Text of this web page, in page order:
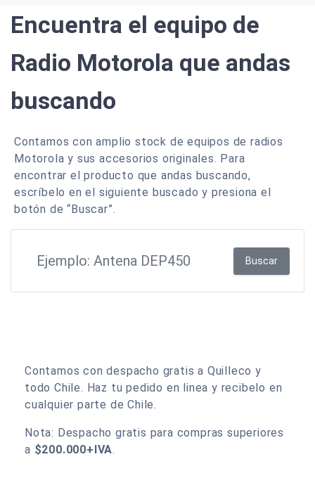
Encuentra el equipo de
Radio Motorola que andas
buscando
Contamos con amplio stock de equipos de radios
Motorola y sus accesorios originales. Para
encontrar el producto que andas buscando,
escríbelo en el siguiente buscado y presiona el
botón de “Buscar”.
Buscar
Contamos con despacho gratis a Quilleco y
todo Chile. Haz tu pedido en linea y recibelo en
cualquier parte de Chile.
Nota: Despacho gratis para compras superiores
a $200.000+IVA.